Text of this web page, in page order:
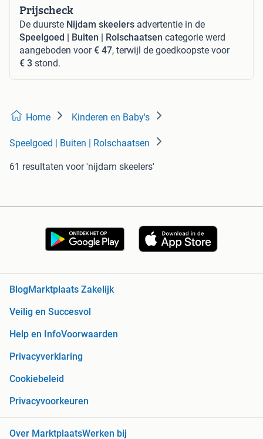
Prijscheck
De duurste Nijdam skeelers advertentie in de
Speelgoed | Buiten | Rolschaatsen categorie werd
aangeboden voor€ 47, terwijl de goedkoopste voor
€ 3 stond.
Home Kinderen en Baby's
Speelgoed | Buiten | Rolschaatsen
61 resultaten voor 'nijdam skeelers'
BlogMarktplaats Zakelijk
Veilig en Succesvol
Help en InfoVoorwaarden
Privacyverklaring
Cookiebeleid
Privacyvoorkeuren
Over MarktplaatsWerken bij